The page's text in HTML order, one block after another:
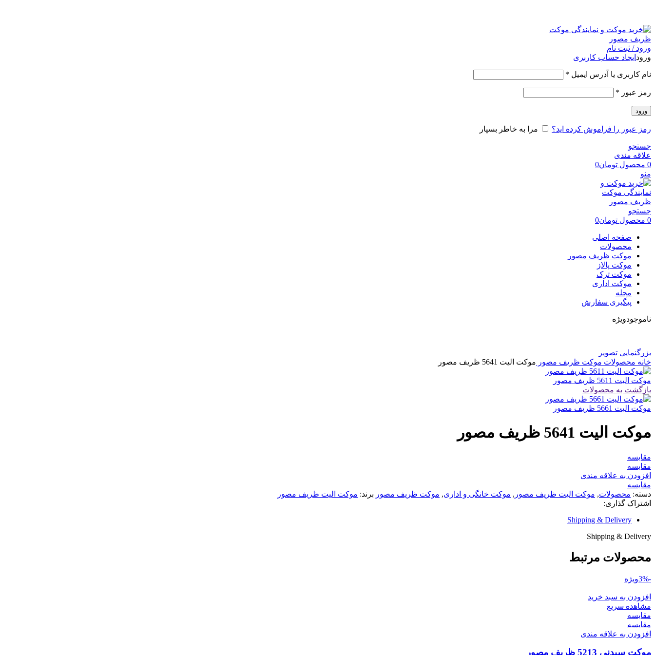
ورود / ثبت نام
ورود ایجاد حساب کاربری
نام کاربری یا آدرس ایمیل *
رمز عبور *
ورود
رمز عبور را فراموش کرده اید؟ مرا به خاطر بسپار
جستجو
علاقه مندی
0 محصول تومان0
منو
جستجو
0 محصول تومان0
صفحه اصلی
محصولات
موکت ظریف مصور
موکت پالاز
موکت ترک
موکت اداری
مجله
پیگیری سفارش
ناموجودویژه
بزرگنمایی تصویر
خانه محصولات موکت ظریف مصور موکت الیت 5641 ظریف مصور
موکت الیت 5611 ظریف مصور
بازگشت به محصولات
موکت الیت 5661 ظریف مصور
موکت الیت 5641 ظریف مصور
مقایسه
مقایسه
افزودن به علاقه مندی
مقایسه
دسته: محصولات, موکت الیت ظریف مصور , موکت خانگی و اداری, موکت ظریف مصور برند: موکت الیت ظریف مصور
اشتراک گذاری:
Shipping & Delivery
Shipping & Delivery
محصولات مرتبط
-3% ویژه
افزودن به سبد خرید
مشاهده سریع
مقایسه
مقایسه
افزودن به علاقه مندی
موکت سیدنی 5213 ظریف مصور